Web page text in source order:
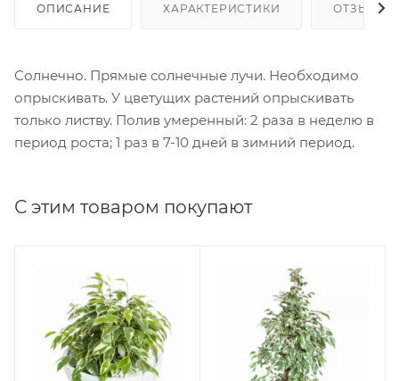
ОПИСАНИЕ ХАРАКТЕРИСТИКИ ОТЗЫВЫ
Солнечно. Прямые солнечные лучи. Необходимо
опрыскивать. У цветущих растений опрыскивать
только листву. Полив умеренный: 2 раза в неделю в
период роста; 1 раз в 7-10 дней в зимний период.
С этим товаром покупают